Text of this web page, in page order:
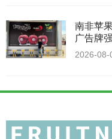
南非苹
广告牌
2026-08-